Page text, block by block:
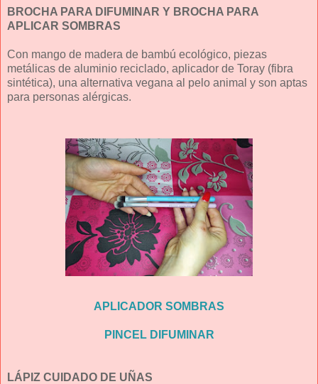
BROCHA PARA DIFUMINAR Y BROCHA PARA
APLICAR SOMBRAS
Con mango de madera de bambú ecológico, piezas
metálicas de aluminio reciclado, aplicador de Toray (fibra
sintética), una alternativa vegana al pelo animal y son aptas
para personas alérgicas.
APLICADOR SOMBRAS
PINCEL DIFUMINAR
LÁPIZ CUIDADO DE UÑAS